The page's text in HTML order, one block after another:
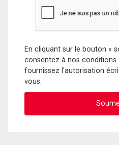
En cliquant sur le bouton «
consentez à nos conditions
fournissez l'autorisation
vous.